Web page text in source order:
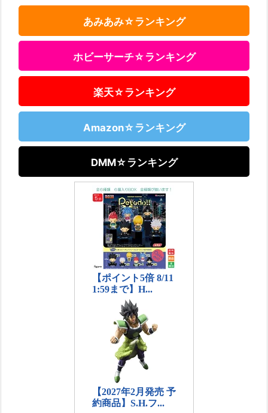
あみあみ☆ランキング
ホビーサーチ☆ランキング
楽天☆ランキング
Amazon☆ランキング
DMM☆ランキング